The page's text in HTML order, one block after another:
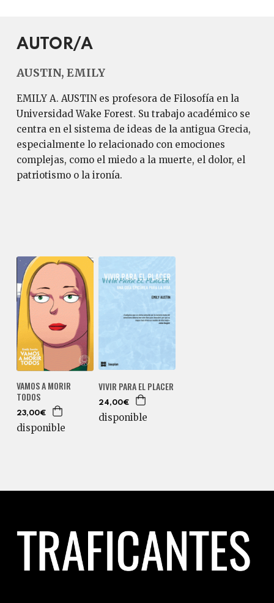
AUTOR/A
AUSTIN, EMILY
EMILY A. AUSTIN es profesora de Filosofía en la
Universidad Wake Forest. Su trabajo académico se
centra en el sistema de ideas de la antigua Grecia,
especialmente lo relacionado con emociones
complejas, como el miedo a la muerte, el dolor, el
patriotismo o la ironía.
VAMOS A MORIR
TODOS
23,00€
disponible
VIVIR PARA EL PLACER
24,00€
disponible